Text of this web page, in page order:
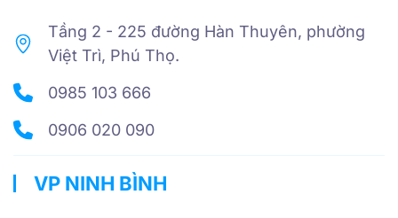
Tầng 2 - 225 đường Hàn Thuyên, phường
Việt Trì, Phú Thọ.
0985 103 666
0906 020 090
VP NINH BÌNH